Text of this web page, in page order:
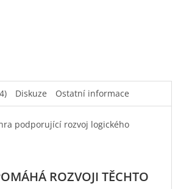
Diskuze Ostatní informace
podporující rozvoj logického